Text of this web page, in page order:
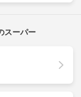
スーパー